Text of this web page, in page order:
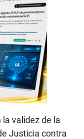
validez de la
Justicia contra